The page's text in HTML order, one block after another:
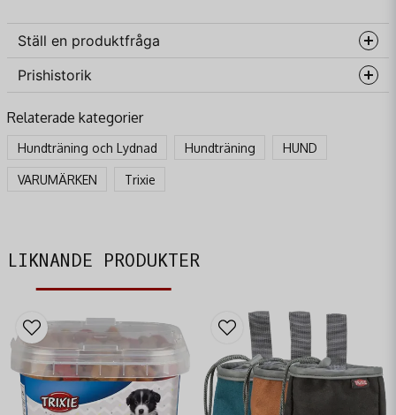
Ställ en produktfråga
question
Fråga oss något om denna produkten...
name
Namn
Mejladress
Ja, ni får publicera min fråga
Prishistorik
Relaterade kategorier
Hundträning och Lydnad Hundträning HUND
VARUMÄRKEN Trixie
LIKNANDE PRODUKTER